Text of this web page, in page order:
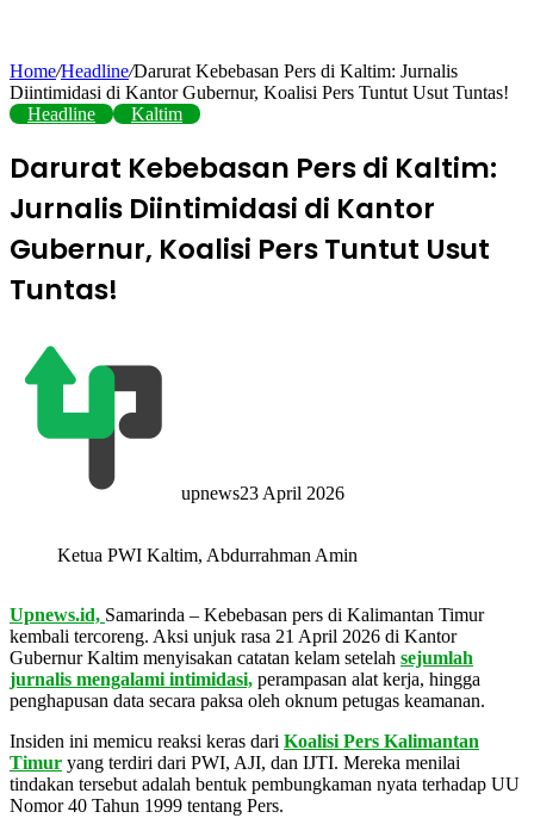
Home/Headline/Darurat Kebebasan Pers di Kaltim: Jurnalis
Diintimidasi di Kantor Gubernur, Koalisi Pers Tuntut Usut Tuntas!
Headline
Kaltim
Darurat Kebebasan Pers di Kaltim:
Jurnalis Diintimidasi di Kantor
Gubernur, Koalisi Pers Tuntut Usut
Tuntas!
upnews23 April 2026
Ketua PWI Kaltim, Abdurrahman Amin
Upnews.id, Samarinda – Kebebasan pers di Kalimantan Timur
kembali tercoreng. Aksi unjuk rasa 21 April 2026 di Kantor
Gubernur Kaltim menyisakan catatan kelam setelah sejumlah
jurnalis mengalami intimidasi, perampasan alat kerja, hingga
penghapusan data secara paksa oleh oknum petugas keamanan.
Insiden ini memicu reaksi keras dari Koalisi Pers Kalimantan
Timur yang terdiri dari PWI, AJI, dan IJTI. Mereka menilai
tindakan tersebut adalah bentuk pembungkaman nyata terhadap UU
Nomor 40 Tahun 1999 tentang Pers.